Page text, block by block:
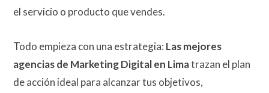
el servicio o producto que vendes.
Todo empieza con una estrategia: Las mejores
agencias de Marketing Digital en Limatrazan el plan
de acción ideal para alcanzar tus objetivos,